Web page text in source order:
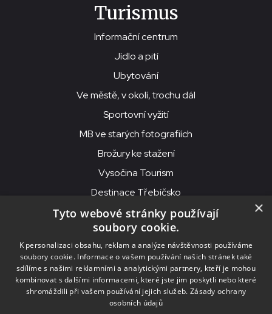
Turismus
Informační centrum
Jídlo a pití
Ubytování
Ve městě, v okolí, trochu dál
Sportovní vyžití
MB ve starých fotografiích
Brožury ke stažení
Vysočina Tourism
Destinace Třebíčsko
© 2026MKS Beseda Mor. Budějovice
MKS Beseda, příspěvková organizace, Purcnerova 62, 676 02
Moravské Budějovice
IČO: 00091758, DIČ: CZ00091758, ID datové schránky: chjn2kd
×
Tyto webové stránky používají
soubory cookie.
K personalizaci obsahu, reklam a analýze návštěvnosti používáme
soubory cookie. Informace o vašem používání našich stránek také
sdílíme s našimi reklamními a analytickými partnery, kteří je mohou
kombinovat s dalšími informacemi, které jste jim poskytli nebo které
shromáždili při vašem používání jejich služeb. Zásady ochrany
osobních údajů